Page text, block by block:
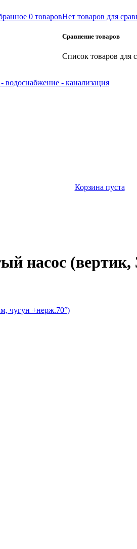
0 товаровНет товаров для
Сравнение товаров
Список товаров для
водоснабжение - канализация
Корзина пуста
насос